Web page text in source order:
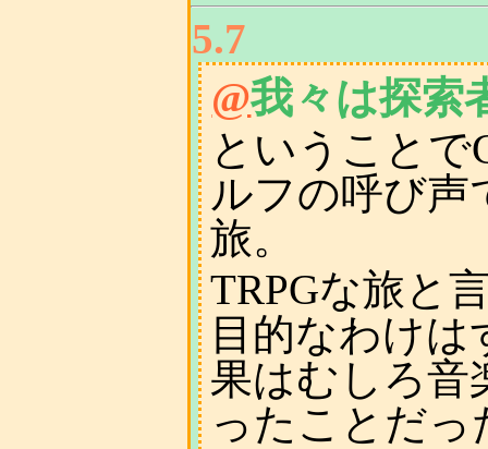
5.7
@我々は探索
ということで
ルフの呼び声
旅。
TRPGな旅と
目的なわけは
果はむしろ音
ったことだっ